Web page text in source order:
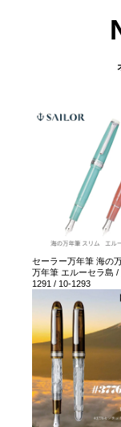
セーラー万年筆 海の
万年筆 エルーセラ島
1291 / 10-1293